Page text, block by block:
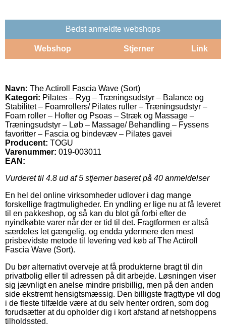
Bedst anmeldte webshops
Webshop Stjerner Link
Navn: The Actiroll Fascia Wave (Sort)
Kategori: Pilates – Ryg – Træningsudstyr – Balance og
Stabilitet – Foamrollers/ Pilates ruller – Træningsudstyr –
Foam roller – Hofter og Psoas – Stræk og Massage –
Træningsudstyr – Løb – Massage/ Behandling – Fyssens
favoritter – Fascia og bindevæv – Pilates gavei
Producent: TOGU
Varenummer: 019-003011
EAN:
Vurderet til 4.8 ud af 5 stjerner baseret på 40 anmeldelser
En hel del online virksomheder udlover i dag mange
forskellige fragtmuligheder. En yndling er lige nu at få leveret
til en pakkeshop, og så kan du blot gå forbi efter de
nyindkøbte varer når der er tid til det. Fragtformen er altså
særdeles let gængelig, og endda ydermere den mest
prisbevidste metode til levering ved køb af The Actiroll
Fascia Wave (Sort).
Du bør alternativt overveje at få produkterne bragt til din
privatbolig eller til adressen på dit arbejde. Løsningen viser
sig jævnligt en anelse mindre prisbillig, men på den anden
side ekstremt hensigtsmæssig. Den billigste fragttype vil dog
i de fleste tilfælde være at du selv henter ordren, som dog
forudsætter at du opholder dig i kort afstand af netshoppens
tilholdssted.